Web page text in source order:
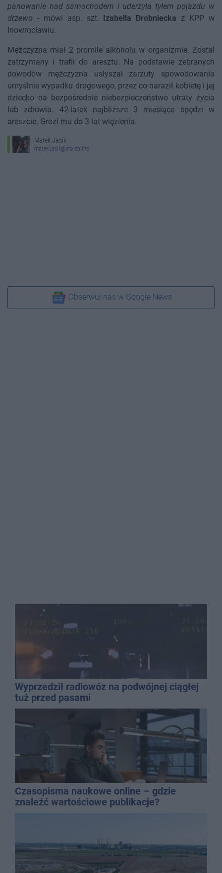
panowanie nad samochodem i uderzyła tyłem pojazdu w
drzewo - mówi asp. szt. Izabella Drobniecka z KPP w
Inowrocławiu.
Mężczyzna miał 2 promile alkoholu w organizmie. Został
zatrzymany i trafił do aresztu. Na podstawie zebranych
dowodów mężczyzna usłyszał zarzuty spowodowania
umyślnie wypadku drogowego, przez co naraził kobietę i jej
dziecko na bezpośrednie niebezpieczeństwo utraty życia
lub zdrowia. 42-latek najbliższe 3 miesiące spędzi w
areszcie. Grozi mu do 3 lat więzienia.
Marek Jasik
marek.jasik@ino.online
Obserwuj nas w Google News
Wyprzedził radiowóz na podwójnej ciągłej
tuż przed pasami
Czasopisma naukowe online – gdzie
znaleźć wartościowe publikacje?